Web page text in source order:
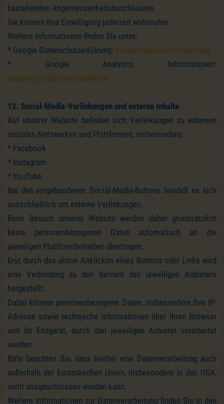
bestehenden Angemessenheitsbeschlusses.
Sie können Ihre Einwilligung jederzeit widerrufen.
Weitere Informationen finden Sie unter:
* Google Datenschutzerklärung: policies.google.com/privacy
* Google Analytics Informationen:
support.google.com/analytics
12. Social-Media-Verlinkungen und externe Inhalte
Auf unserer Website befinden sich Verlinkungen zu externen
sozialen Netzwerken und Plattformen, insbesondere:
* Facebook
* Instagram
* YouTube
Bei den eingebundenen Social-Media-Buttons handelt es sich
ausschließlich um externe Verlinkungen.
Beim Besuch unserer Website werden daher grundsätzlich
keine personenbezogenen Daten automatisch an die
jeweiligen Plattformbetreiber übertragen.
Erst durch das aktive Anklicken eines Buttons oder Links wird
eine Verbindung zu den Servern des jeweiligen Anbieters
hergestellt.
Dabei können personenbezogene Daten, insbesondere Ihre IP-
Adresse sowie technische Informationen über Ihren Browser
und Ihr Endgerät, durch den jeweiligen Anbieter verarbeitet
werden.
Bitte beachten Sie, dass hierbei eine Datenverarbeitung auch
außerhalb der Europäischen Union, insbesondere in den USA,
nicht ausgeschlossen werden kann.
Weitere Informationen zur Datenverarbeitung finden Sie in den